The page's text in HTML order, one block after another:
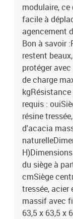
modulaire,
facile à
agencement
Bon à savoir
restent
protéger
de charge
requis :
résine
d'acacia
du siège à
cmSiège
tressée, acier
massif avec
63,5 x 63,5 x